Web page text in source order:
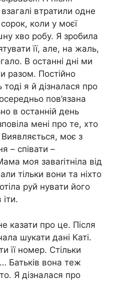
втратили одне
коли у моєї
хво робу. Я зробила
її, але, на жаль,
В останні дні ми
разом. Постійно
я й дізналася про
пов’язана
в останній день
мені про те, хто
Виявляється, моє з
– співати –
моя заваrітніла від
тільки вони та ніхто
руй нувати його
іти.
казати про це. Після
шукати дані Каті.
її номер. Стільки
Батьків вона теж
Я дізналася про